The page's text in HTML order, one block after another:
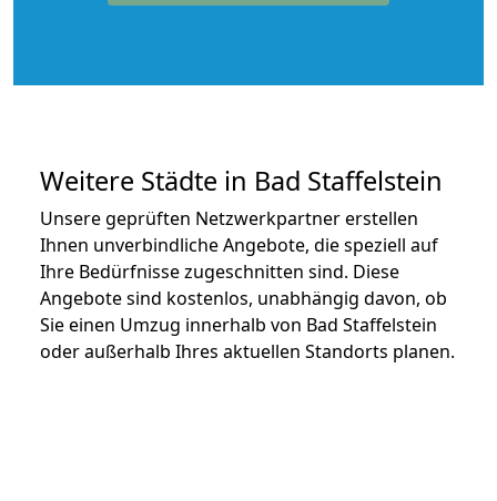
Weitere Städte in Bad Staffelstein
Unsere geprüften Netzwerkpartner erstellen
Ihnen unverbindliche Angebote, die speziell auf
Ihre Bedürfnisse zugeschnitten sind. Diese
Angebote sind kostenlos, unabhängig davon, ob
Sie einen Umzug innerhalb von Bad Staffelstein
oder außerhalb Ihres aktuellen Standorts planen.